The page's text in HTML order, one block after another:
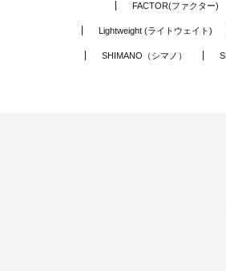
FACTOR(ファクター)
Lightweight (ライトウェイト)
SHIMANO（シマノ）